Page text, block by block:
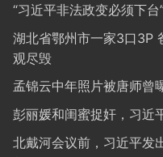
“习近平非法政变必须下
湖北省鄂州市一家3口3P
观尽毁
孟锦云中年照片被唐师曾
彭丽媛和闺蜜捉奸，习近
北戴河会议前，习近平发